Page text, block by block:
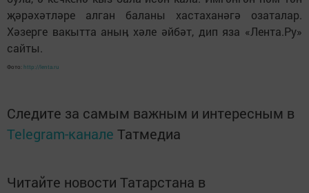
җәрәхәтләре алган баланы хастаханәгә озаталар.
Хәзерге вакытта аныӊ хәле әйбәт, дип яза «Лента.Ру»
сайты.
Фото: http://lenta.ru
Следите за самым важным и интересным в
Telegram-канале Татмедиа
Читайте новости Татарстана в